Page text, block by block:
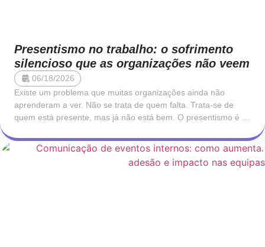
Presentismo no trabalho: o sofrimento
silencioso que as organizações não veem
06/18/2026
Existe um problema que muitas organizações ainda não
aprenderam a ver. Não se trata de quem falta. Trata-se de
quem está presente, mas já não está bem. O presentismo é o
no trabalho, mas opera com a sua capacidade cognitiva,
emocional e